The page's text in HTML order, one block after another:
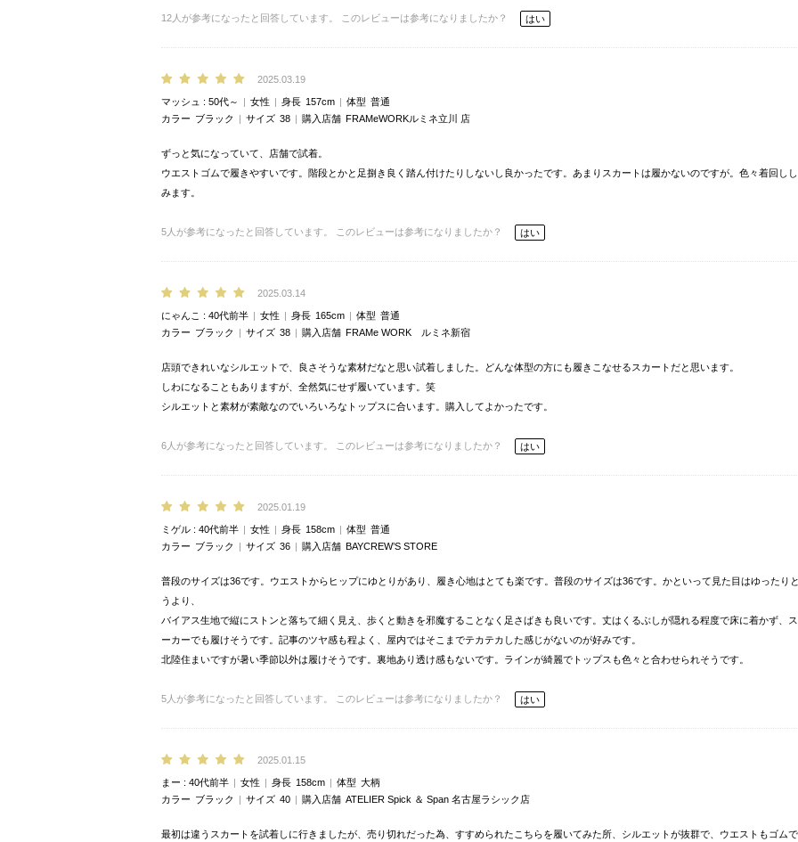
12 人が参考になったと回答しています。 このレビューは参考になりましたか？ はい
2025.03.19
マッシュ 50代～ 女性 身長 157cm 体型 普通
カラー ブラック サイズ 38 購入店舗 FRAMeWORKルミネ立川 店
ずっと気になっていて、店舗で試着。
ウエストゴムで履きやすいです。階段とかと足捌き良く踏ん付けたりしないし良かったです。あまりスカートは履かないのですが。色々着回し
みます。
5 人が参考になったと回答しています。 このレビューは参考になりましたか？ はい
2025.03.14
にゃんこ 40代前半 女性 身長 165cm 体型 普通
カラー ブラック サイズ 38 購入店舗 FRAMe WORK ルミネ新宿
店頭できれいなシルエットで、良さそうな素材だなと思い試着しました。どんな体型の方にも履きこなせるスカートだと思います。
しわになることもありますが、全然気にせず履いています。笑
シルエットと素材が素敵なのでいろいろなトップスに合います。購入してよかったです。
6 人が参考になったと回答しています。 このレビューは参考になりましたか？ はい
2025.01.19
ミゲル 40代前半 女性 身長 158cm 体型 普通
カラー ブラック サイズ 36 購入店舗 BAYCREW’S STORE
普段のサイズは36です。ウエストからヒップにゆとりがあり、履き心地はとても楽です。普段のサイズは36です。かといって見た目はゆったり
うより、
バイアス生地で縦にストンと落ちて細く見え、歩くと動きを邪魔することなく足さばきも良いです。丈はくるぶしが隠れる程度で床に着かず、
ーカーでも履けそうです。記事のツヤ感も程よく、屋内ではそこまでテカテカした感じがないのが好みです。
北陸住まいですが暑い季節以外は履けそうです。裏地あり透け感もないです。ラインが綺麗でトップスも色々と合わせられそうです。
5 人が参考になったと回答しています。 このレビューは参考になりましたか？ はい
2025.01.15
まー 40代前半 女性 身長 158cm 体型 大柄
カラー ブラック サイズ 40 購入店舗 ATELIER Spick ＆ Span 名古屋ラシック店
最初は違うスカートを試着しに行きましたが、売り切れだった為、すすめられたこちらを履いてみた所、シルエットが抜群で、ウエストもゴム